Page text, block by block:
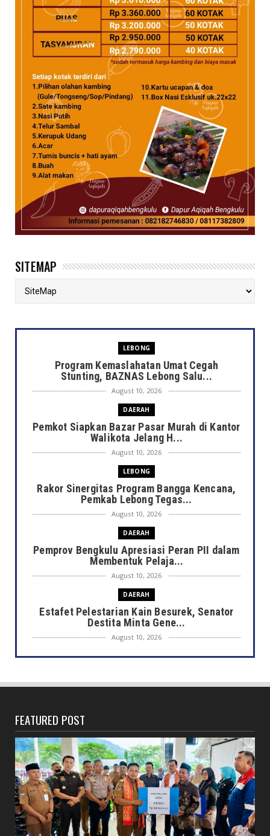
SITEMAP
LEBONG
Program Kemaslahatan Umat Cegah
Stunting, BAZNAS Lebong Salu...
August 10, 2026
DAERAH
Pemkot Siapkan Bazar Pasar Murah di Kantor
Walikota Jelang H...
August 10, 2026
LEBONG
Rakor Sinergitas Program Bangga Kencana,
Pemkab Lebong Tegas...
August 10, 2026
DAERAH
Pemprov Bengkulu Apresiasi Peran PII dalam
Membentuk Pelaja...
August 10, 2026
DAERAH
Estafet Pelestarian Kain Besurek, Senator
Destita Minta Gene...
August 10, 2026
DAERAH
Bengkulu Dorong Regener...
6 Bulan Gaji Tak Dibayar, Jurnalis Nekat
Gugat Perusahaan Me...
August 10, 2026
JELAJAH
Negara dan Wilayah Ini Disebut dalam Al-
Qur’an, Indonesia Te...
August 10, 2026
FEATURED POST